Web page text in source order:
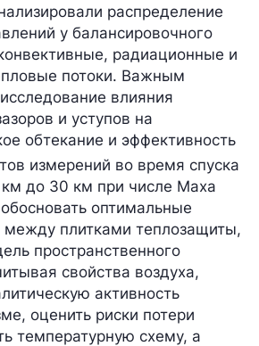
распределение
у балансировочного
радиационные и
потоки. Важным
влияния
и уступов на
обтекание и эффективность
измерений во время спуска
до 30 км при числе Маха
оптимальные
между плитками теплозащиты,
пространственного
свойства воздуха,
активность
оценить риски потери
температурную схему, а